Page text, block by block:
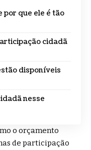
por que ele é tão
cidadã
disponíveis
nesse
o orçamento
de participação